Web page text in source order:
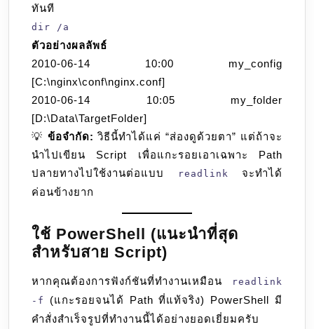
ทันที
dir /a
ตัวอย่างผลลัพธ์
2010-06-14 10:00 my_config
[C:\nginx\conf\nginx.conf]
2010-06-14 10:05 my_folder
[D:\Data\TargetFolder]
💡 ข้อจำกัด: วิธีนี้ทำได้แค่ “ส่องดูด้วยตา” แต่ถ้าจะ
นำไปเขียน Script เพื่อแกะรอยเอาเฉพาะ Path
ปลายทางไปใช้งานต่อแบบ
readlink จะทำได้
ค่อนข้างยาก
ใช้ PowerShell (แนะนำที่สุด
สำหรับสาย Script)
หากคุณต้องการฟังก์ชันที่ทำงานเหมือน
readlink
-f
(แกะรอยจนได้ Path ที่แท้จริง) PowerShell มี
คำสั่งสำเร็จรูปที่ทำงานนี้ได้อย่างยอดเยี่ยมครับ